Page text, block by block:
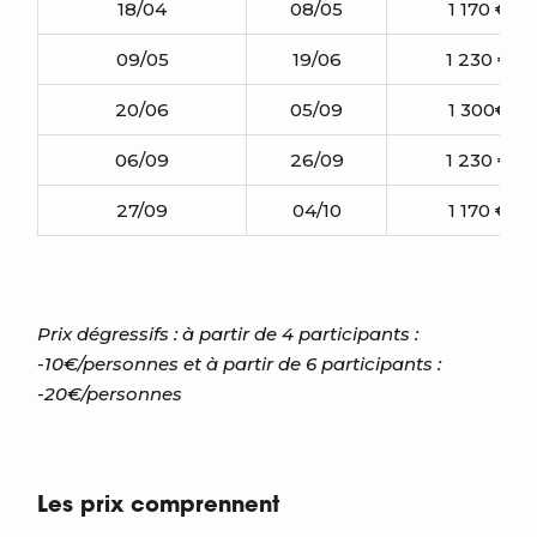
18/04 08/05 1 170 €
09/05 19/06 1 230 €
20/06 05/09 1 300€
06/09 26/09 1 230 €
27/09 04/10 1 170 €
Prix dégressifs : à partir de 4 participants :
-10€/personnes et à partir de 6 participants :
-20€/personnes
Les prix comprennent